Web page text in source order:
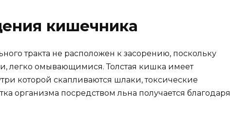
кишечника
тракта не расположен к засорению, поскольку
легко омывающимися. Толстая кишка имеет
которой скапливаются шлаки, токсические
организма посредством льна получается благодаря